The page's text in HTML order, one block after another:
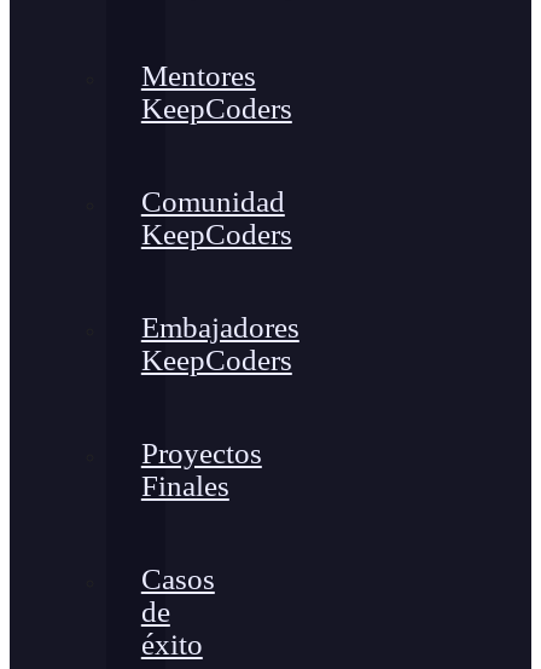
Mentores
KeepCoders
Comunidad
KeepCoders
Embajadores
KeepCoders
Proyectos
Finales
Casos
de
éxito